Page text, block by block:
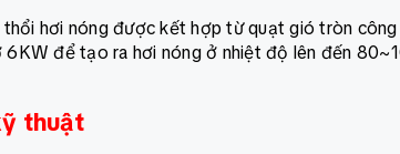
hơi nóng được kết hợp từ quạt gió tròn
để tạo ra hơi nóng ở nhiệt độ lên đến
thuật